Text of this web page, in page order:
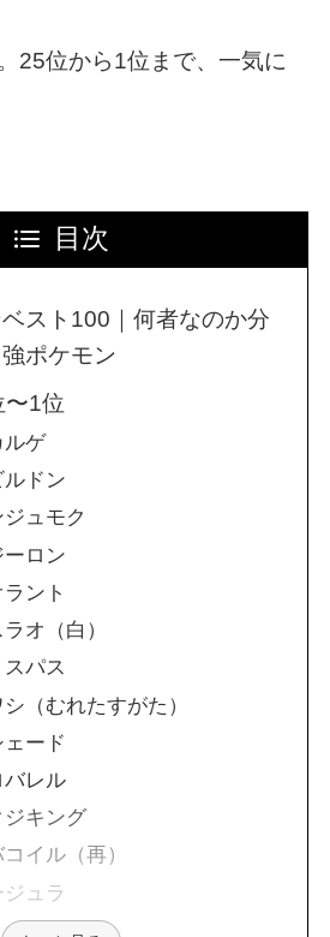
25位から1位まで、一気に
目次
スト100｜何者なのか分
ポケモン
〜1位
ルゲ
ドン
ュモク
ーロン
ント
オ（白）
パス
（むれたすがた）
ード
バレル
ジキング
イル（再）
ュラ